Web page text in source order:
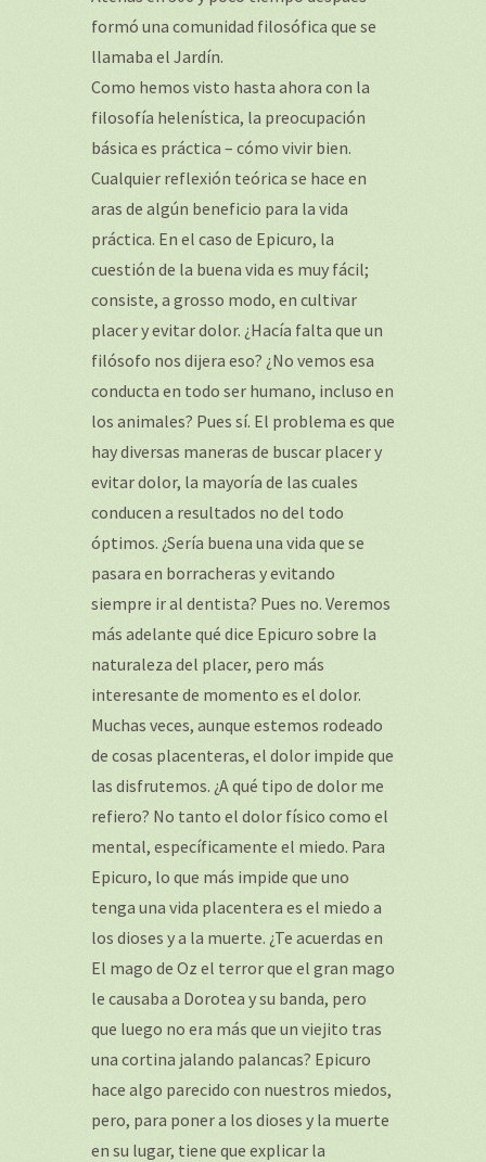
formó una comunidad filosófica que se
llamaba el Jardín.
Como hemos visto hasta ahora con la
filosofía helenística, la preocupación
básica es práctica – cómo vivir bien.
Cualquier reflexión teórica se hace en
aras de algún beneficio para la vida
práctica. En el caso de Epicuro, la
cuestión de la buena vida es muy fácil;
consiste, a grosso modo, en cultivar
placer y evitar dolor. ¿Hacía falta que un
filósofo nos dijera eso? ¿No vemos esa
conducta en todo ser humano, incluso en
los animales? Pues sí. El problema es que
hay diversas maneras de buscar placer y
evitar dolor, la mayoría de las cuales
conducen a resultados no del todo
óptimos. ¿Sería buena una vida que se
pasara en borracheras y evitando
siempre ir al dentista? Pues no. Veremos
más adelante qué dice Epicuro sobre la
naturaleza del placer, pero más
interesante de momento es el dolor.
Muchas veces, aunque estemos rodeado
de cosas placenteras, el dolor impide que
las disfrutemos. ¿A qué tipo de dolor me
refiero? No tanto el dolor físico como el
mental, específicamente el miedo. Para
Epicuro, lo que más impide que uno
tenga una vida placentera es el miedo a
los dioses y a la muerte. ¿Te acuerdas en
El mago de Oz el terror que el gran mago
le causaba a Dorotea y su banda, pero
que luego no era más que un viejito tras
una cortina jalando palancas? Epicuro
hace algo parecido con nuestros miedos,
pero, para poner a los dioses y la muerte
en su lugar, tiene que explicar la